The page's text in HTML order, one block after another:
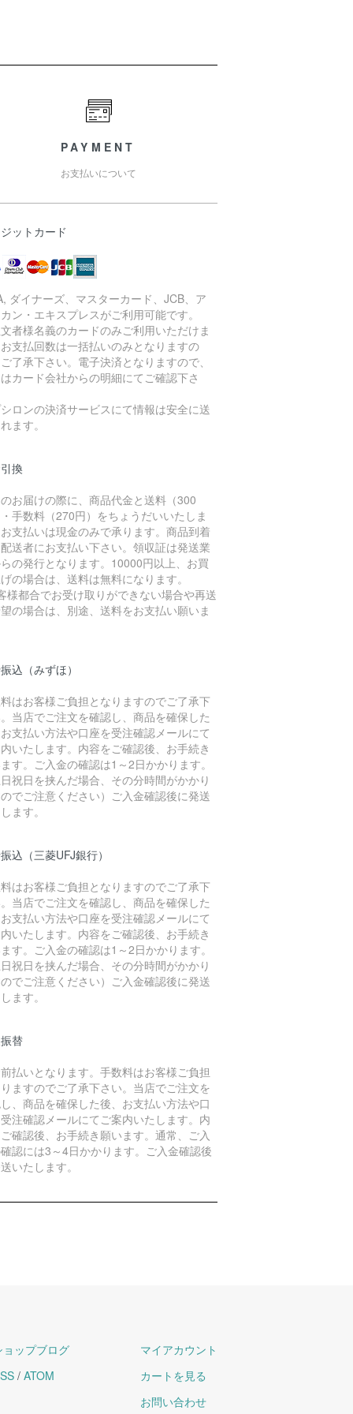
PAYMENT
お支払いについて
ットカード
ダイナーズ、マスターカード、JCB、ア
ン・エキスプレスがご利用可能です。
者様名義のカードのみご利用いただけま
支払回数は一括払いのみとなりますの
了承下さい。電子決済となりますので、
カード会社からの明細にてご確認下さ
ロンの決済サービスにて情報は安全に送
ます。
換
お届けの際に、商品代金と送料（300
手数料（270円）をちょうだいいたしま
支払いは現金のみで承ります。商品到着
送者にお支払い下さい。領収証は発送業
の発行となります。10000円以上、お買
の場合は、送料は無料になります。
様都合でお受け取りができない場合や再送
の場合は、別途、送料をお支払い願いま
込（みずほ）
はお客様ご負担となりますのでご了承下
当店でご注文を確認し、商品を確保した
支払い方法や口座を受注確認メールにて
いたします。内容をご確認後、お手続き
す。ご入金の確認は1～2日かかります。
祝日を挟んだ場合、その分時間がかかり
でご注意ください）ご入金確認後に発送
ます。
込（三菱UFJ銀行）
はお客様ご負担となりますのでご了承下
当店でご注文を確認し、商品を確保した
支払い方法や口座を受注確認メールにて
いたします。内容をご確認後、お手続き
す。ご入金の確認は1～2日かかります。
祝日を挟んだ場合、その分時間がかかり
でご注意ください）ご入金確認後に発送
ます。
替
払いとなります。手数料はお客様ご負担
ますのでご了承下さい。当店でご注文を
、商品を確保した後、お支払い方法や口
注確認メールにてご案内いたします。内
確認後、お手続き願います。通常、ご入
認には3～4日かかります。ご入金確認後
いたします。
ョップブログ
/ ATOM
マイアカウント
カートを見る
お問い合わせ